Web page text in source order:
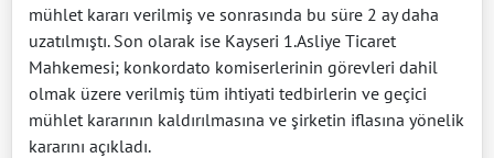
mühlet kararı verilmiş ve sonrasında bu süre 2 ay daha
uzatılmıştı. Son olarak ise Kayseri 1.Asliye Ticaret
Mahkemesi; konkordato komiserlerinin görevleri dahil
olmak üzere verilmiş tüm ihtiyati tedbirlerin ve geçici
mühlet kararının kaldırılmasına ve şirketin iflasına yönelik
kararını açıkladı.